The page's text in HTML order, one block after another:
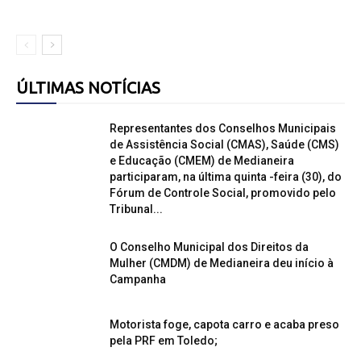
ÚLTIMAS NOTÍCIAS
Representantes dos Conselhos Municipais
de Assistência Social (CMAS), Saúde (CMS)
e Educação (CMEM) de Medianeira
participaram, na última quinta -feira (30), do
Fórum de Controle Social, promovido pelo
Tribunal...
O Conselho Municipal dos Direitos da
Mulher (CMDM) de Medianeira deu início à
Campanha
Motorista foge, capota carro e acaba preso
pela PRF em Toledo;